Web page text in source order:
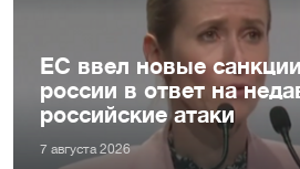
ЕС ввел новые
россии в ответ на
российские атаки
7 августа 2026